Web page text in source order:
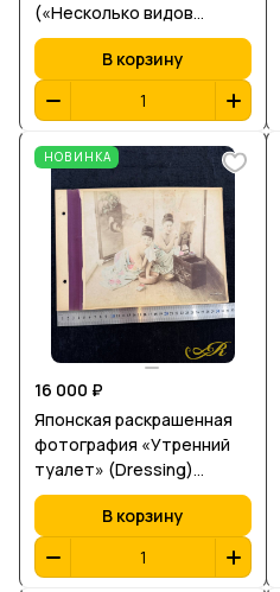
(«Несколько видов
Японии») Япония, эпоха
Мэйдзи, конец XIX века
В корзину
НОВИНКА
16 000 ₽
Японская раскрашенная
фотография «Утренний
туалет» (Dressing)
Япония, период Мэйдзи,
конец XIX — начало XX
века
В корзину